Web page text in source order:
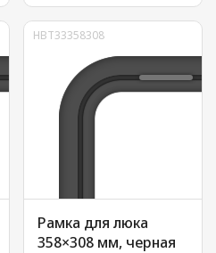
HBT33358308
Рамка для люка
358×308 мм, черная